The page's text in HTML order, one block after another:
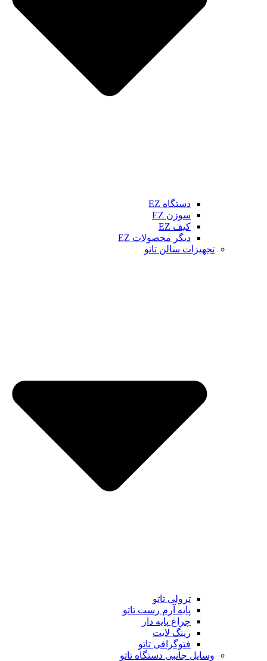
دستگاه EZ
سوزن EZ
کیف EZ
دیگر محصولات EZ
تجهیزات سالن تاتو
ترولی تاتو
پایه آرم رست تاتو
چراغ پایه دار
رینگ لایت
فتوگرافی تاتو
وسایل جانبی دستگاه تاتو